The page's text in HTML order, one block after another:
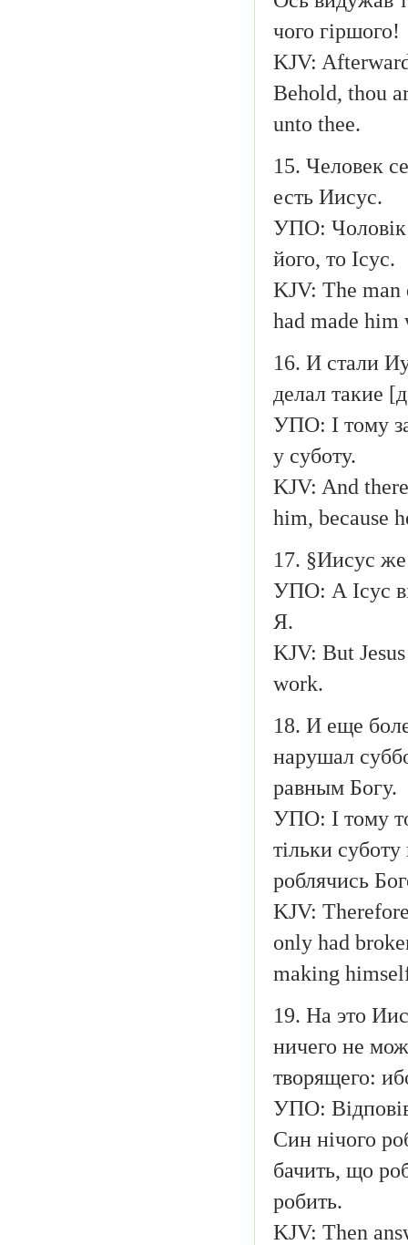
чого гіршого!
KJV:
Behold, thou
unto thee.
15. Человек
есть Иисус.
УПО: Чоловік
його, то Ісус.
KJV: The man
had made him
16. И стали
делал такие
УПО: І тому
у суботу.
KJV: And
him, because
17. §Иисус
УПО: А Ісус
Я.
KJV: But
work.
18. И еще
нарушал
равным Богу.
УПО: І тому
тільки
роблячись
KJV:
only had
making
19. На это
ничего не
творящего:
УПО:
Син нічого
бачить, що
робить.
KJV: Then